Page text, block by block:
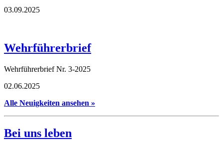
03.09.2025
Wehrführerbrief
Wehrführerbrief Nr. 3-2025
02.06.2025
Alle Neuigkeiten ansehen »
Bei uns leben